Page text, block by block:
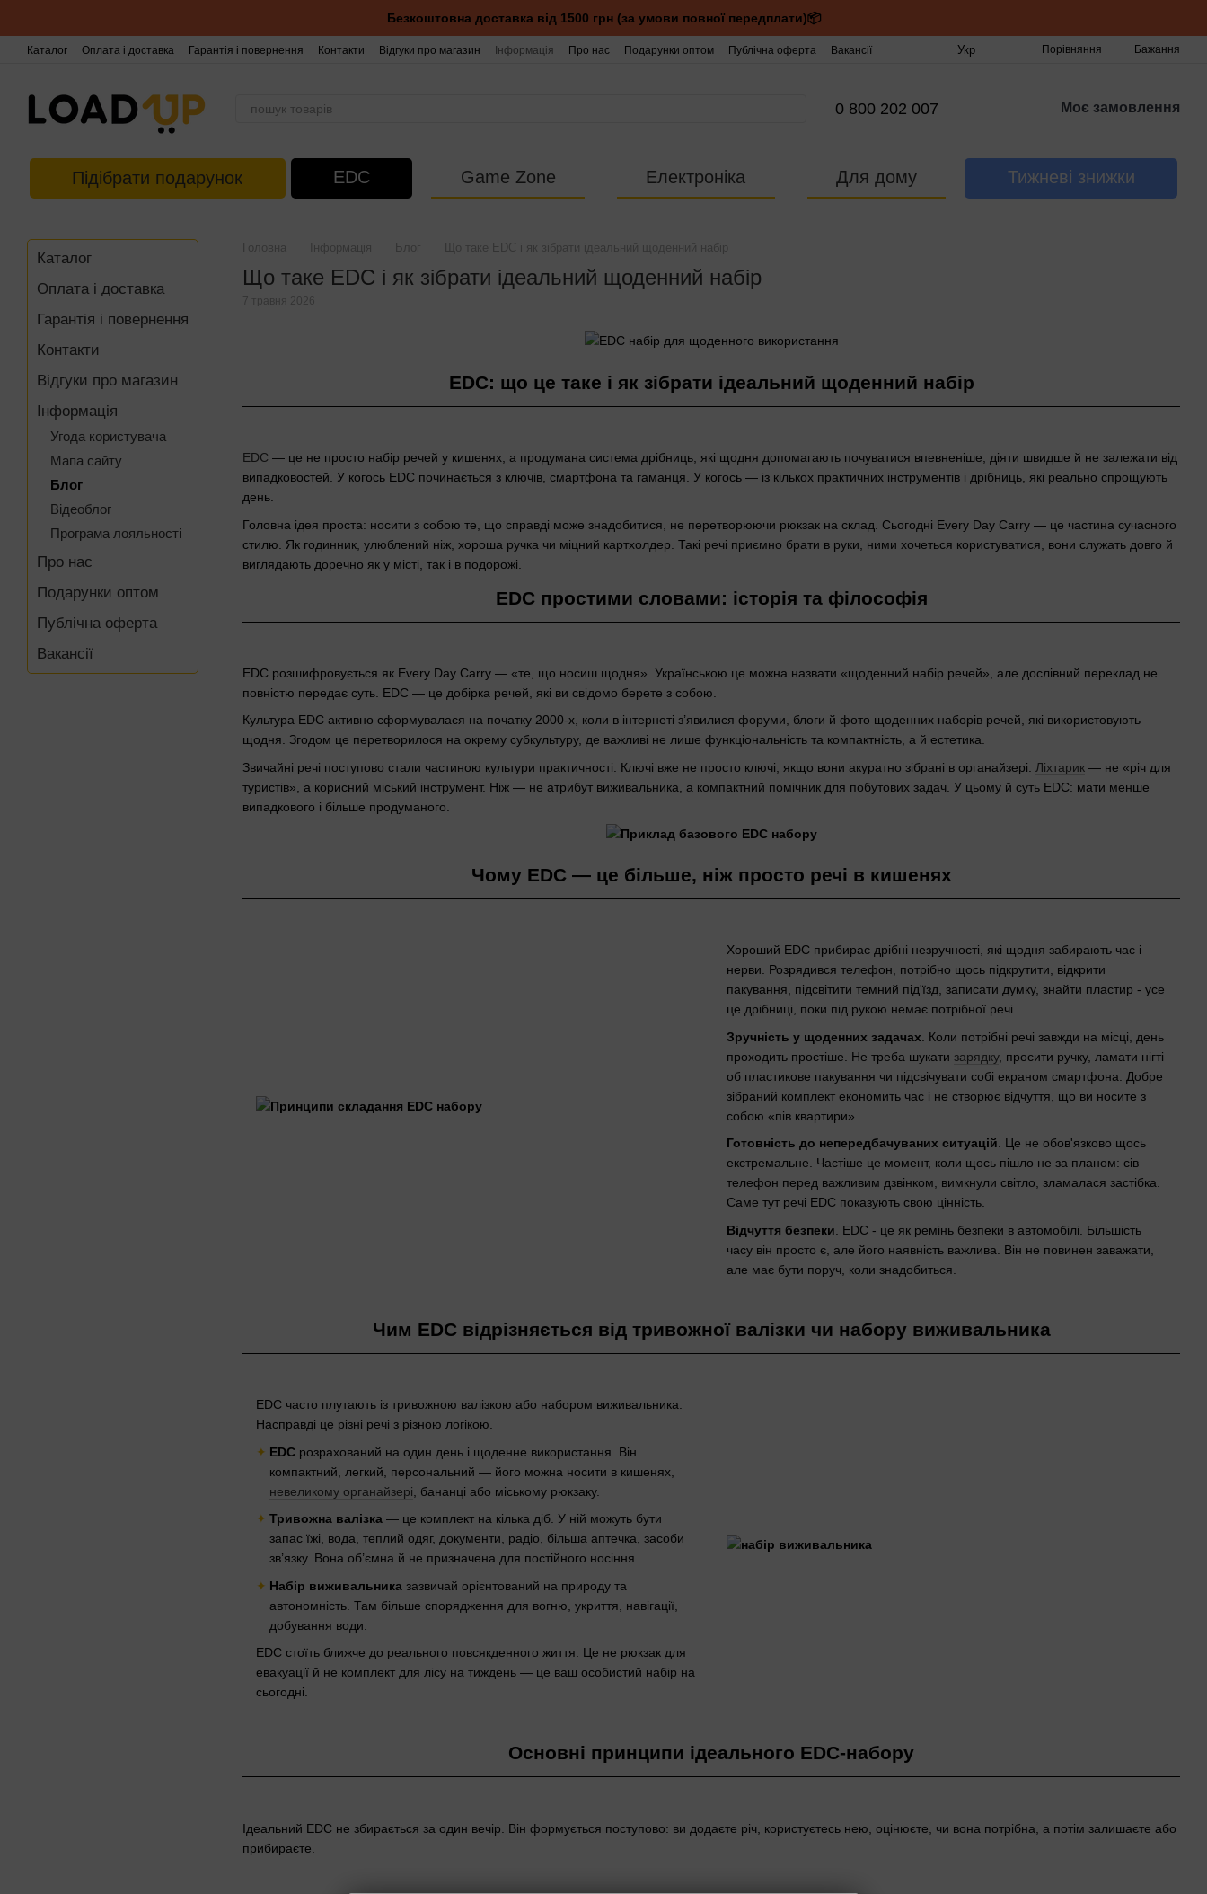
Безкоштовна доставка від 1500 грн (за умови повної передплати)📦
Каталог Оплата і доставка Гарантія і повернення Контакти Відгуки про магазин Інформація Про нас Подарунки оптом Публічна оферта Вакансії Укр Порівняння Бажання
0 800 202 007 Моє замовлення
Підібрати подарунок EDC Game Zone Електроніка Для дому Тижневі знижки
Головна Інформація Блог Що таке EDC і як зібрати ідеальний щоденний набір
Що таке EDC і як зібрати ідеальний щоденний набір
7 травня 2026
EDC: що це таке і як зібрати ідеальний щоденний набір
EDC — це не просто набір речей у кишенях, а продумана система дрібниць, які щодня допомагають почуватися впевненіше, діяти швидше й не залежати від
випадковостей. У когось EDC починається з ключів, смартфона та гаманця. У когось — із кількох практичних інструментів і дрібниць, які реально спрощують
день.
Головна ідея проста: носити з собою те, що справді може знадобитися, не перетворюючи рюкзак на склад. Сьогодні Every Day Carry — це частина сучасного
стилю. Як годинник, улюблений ніж, хороша ручка чи міцний картхолдер. Такі речі приємно брати в руки, ними хочеться користуватися, вони служать довго й
виглядають доречно як у місті, так і в подорожі.
EDC простими словами: історія та філософія
EDC розшифровується як Every Day Carry — «те, що носиш щодня». Українською це можна назвати «щоденний набір речей», але дослівний переклад не
повністю передає суть. EDC — це добірка речей, які ви свідомо берете з собою.
Культура EDC активно сформувалася на початку 2000-х, коли в інтернеті з’явилися форуми, блоги й фото щоденних наборів речей, які використовують
щодня. Згодом це перетворилося на окрему субкультуру, де важливі не лише функціональність та компактність, а й естетика.
Звичайні речі поступово стали частиною культури практичності. Ключі вже не просто ключі, якщо вони акуратно зібрані в органайзері. Ліхтарик — не «річ для
туристів», а корисний міський інструмент. Ніж — не атрибут виживальника, а компактний помічник для побутових задач. У цьому й суть EDC: мати менше
випадкового і більше продуманого.
Чому EDC — це більше, ніж просто речі в кишенях
Хороший EDC прибирає дрібні незручності, які щодня забирають час і
нерви. Розрядився телефон, потрібно щось підкрутити, відкрити
пакування, підсвітити темний під'їзд, записати думку, знайти пластир - усе
це дрібниці, поки під рукою немає потрібної речі.
Зручність у щоденних задачах . Коли потрібні речі завжди на місці, день
проходить простіше. Не треба шукати зарядку, просити ручку, ламати нігті
об пластикове пакування чи підсвічувати собі екраном смартфона. Добре
зібраний комплект економить час і не створює відчуття, що ви носите з
собою «пів квартири».
Готовність до непередбачуваних ситуацій. Це не обов'язково щось
екстремальне. Частіше це момент, коли щось пішло не за планом: сів
телефон перед важливим дзвінком, вимкнули світло, зламалася застібка.
Саме тут речі EDC показують свою цінність.
Відчуття безпеки . EDC - це як ремінь безпеки в автомобілі. Більшість
часу він просто є, але його наявність важлива. Він не повинен заважати,
але має бути поруч, коли знадобиться.
Чим EDC відрізняється від тривожної валізки чи набору виживальника
EDC часто плутають із тривожною валізкою або набором виживальника.
Насправді це різні речі з різною логікою.
EDC розрахований на один день і щоденне використання. Він
компактний, легкий, персональний — його можна носити в кишенях,
невеликому органайзері , бананці або міському рюкзаку.
Тривожна валізка — це комплект на кілька діб. У ній можуть бути
запас їжі, вода, теплий одяг, документи, радіо, більша аптечка, засоби
зв’язку. Вона об’ємна й не призначена для постійного носіння.
Набір виживальника зазвичай орієнтований на природу та
автономність. Там більше спорядження для вогню, укриття, навігації,
добування води.
EDC стоїть ближче до реального повсякденного життя. Це не рюкзак для
евакуації й не комплект для лісу на тиждень — це ваш особистий набір на
сьогодні.
Основні принципи ідеального EDC-набору
Ідеальний EDC не збирається за один вечір. Він формується поступово: ви додаєте річ, користуєтесь нею, оцінюєте, чи вона потрібна, а потім залишаєте або
прибираєте.
Каталог
Оплата і доставка
Гарантія і повернення
Контакти
Відгуки про магазин
Інформація
Угода користувача
Мапа сайту
Блог
Відеоблог
Програма лояльності
Про нас
Подарунки оптом
Публічна оферта
Вакансії